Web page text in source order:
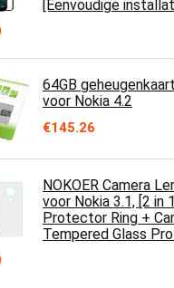
[Eenvoudige
64GB
voor Nokia 4.2
€145.26
NOKOER Camera
voor Nokia 3.1, [2 in
Protector Ring +
Tempered Glass